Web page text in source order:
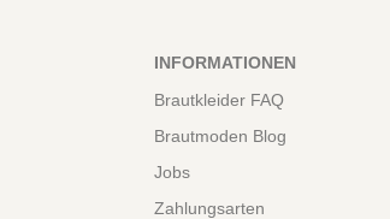
INFORMATIONEN
Brautkleider FAQ
Brautmoden Blog
Jobs
Zahlungsarten